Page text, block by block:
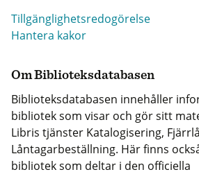
Tillgänglighetsredogörelse
Hantera kakor
Om Biblioteksdatabasen
Biblioteksdatabasen innehåller
bibliotek som visar och gör sitt
Libris tjänster Katalogisering,
Låntagarbeställning. Här finns
bibliotek som deltar i den officiella